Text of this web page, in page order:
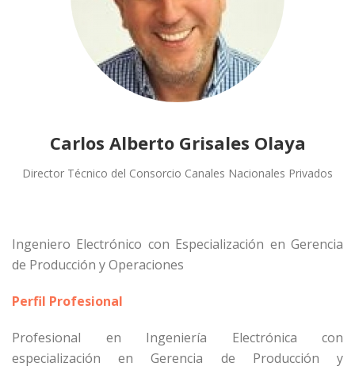
Carlos Alberto Grisales Olaya
Director Técnico del Consorcio Canales Nacionales Privados
Ingeniero Electrónico con Especialización en Gerencia
de Producción y Operaciones
Perfil Profesional
Profesional en Ingeniería Electrónica con
especialización en Gerencia de Producción y